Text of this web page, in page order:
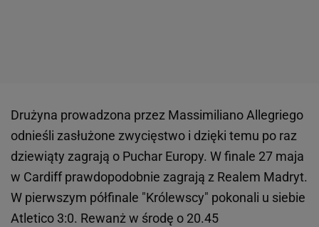
Drużyna prowadzona przez Massimiliano Allegriego
odnieśli zasłużone zwycięstwo i dzięki temu po raz
dziewiąty zagrają o Puchar Europy. W finale 27 maja
w Cardiff prawdopodobnie zagrają z Realem Madryt.
W pierwszym półfinale "Królewscy" pokonali u siebie
Atletico 3:0. Rewanż w środę o 20.45